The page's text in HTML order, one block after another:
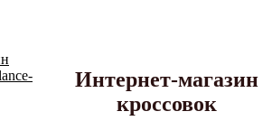
Интернет-магазин
кроссовок